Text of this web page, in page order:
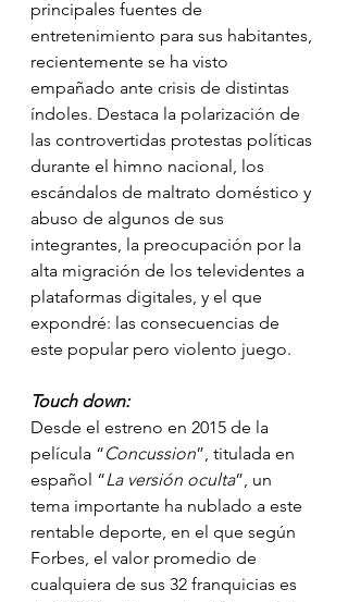
principales fuentes de
entretenimiento para sus habitantes,
recientemente se ha visto
empañado ante crisis de distintas
índoles. Destaca la polarización de
las controvertidas protestas políticas
durante el himno nacional, los
escándalos de maltrato doméstico y
abuso de algunos de sus
integrantes, la preocupación por la
alta migración de los televidentes a
plataformas digitales, y el que
expondré: las consecuencias de
este popular pero violento juego.
Touch down:
Desde el estreno en 2015 de la
película “Concussion”, titulada en
español “La versión oculta”, un
tema importante ha nublado a este
rentable deporte, en el que según
Forbes, el valor promedio de
cualquiera de sus 32 franquicias es